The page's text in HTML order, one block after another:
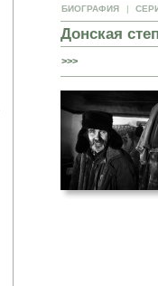
БИОГРАФИЯ |
Донская
>>>